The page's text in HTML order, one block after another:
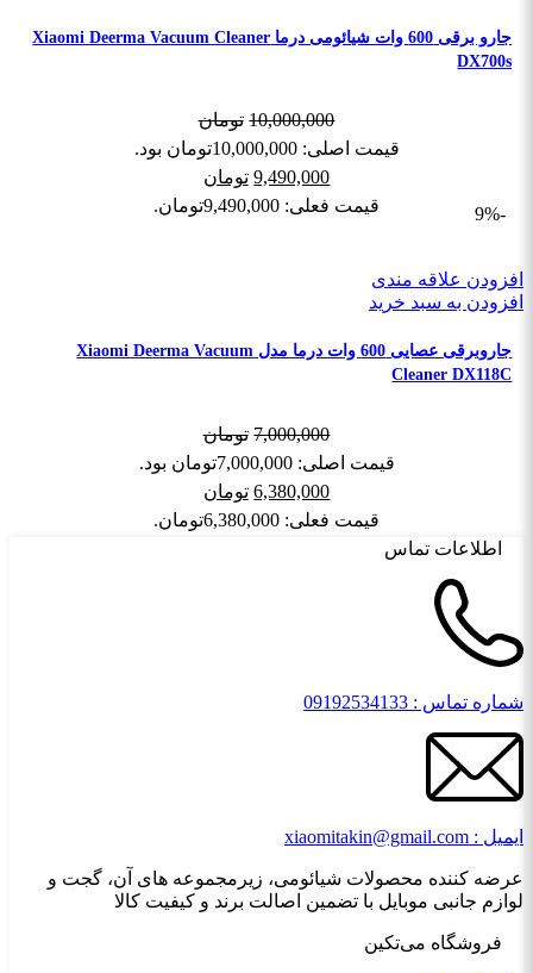
جارو برقی 600 وات شیائومی درما Xiaomi Deerma Vacuum Cleaner
DX700s
10,000,000 تومان
قیمت اصلی: 10,000,000تومان بود.
9,490,000 تومان
قیمت فعلی: 9,490,000تومان.
-9%
افزودن علاقه مندی
افزودن به سبد خرید
جاروبرقی عصایی 600 وات درما مدل Xiaomi Deerma Vacuum
Cleaner DX118C
7,000,000 تومان
قیمت اصلی: 7,000,000تومان بود.
6,380,000 تومان
قیمت فعلی: 6,380,000تومان.
اطلاعات تماس
شماره تماس : 09192534133
ایمیل : xiaomitakin@gmail.com
عرضه کننده محصولات شیائومی، زیرمجموعه های آن، گجت و
لوازم جانبی موبایل با تضمین اصالت برند و کیفیت کالا
فروشگاه می‌تکین